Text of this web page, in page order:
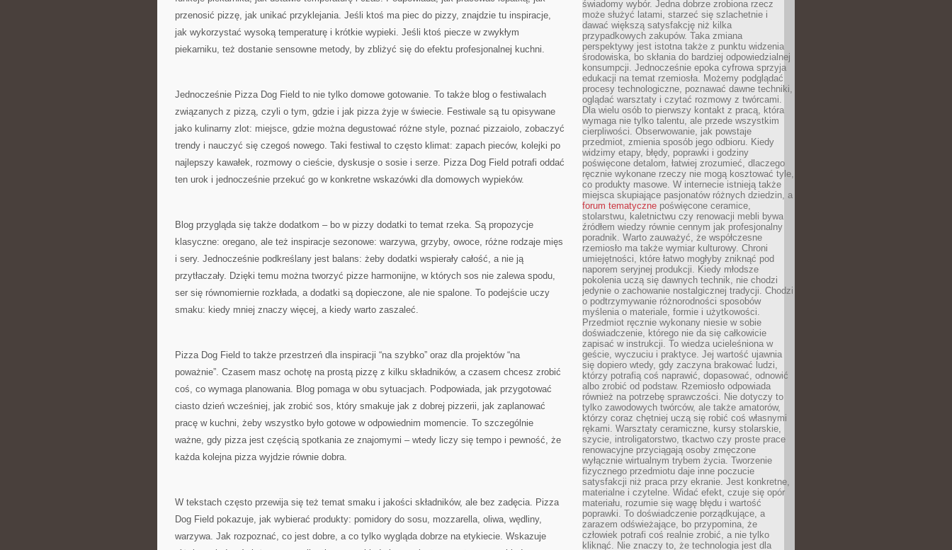
przenosić pizzę, jak unikać przyklejania. Jeśli ktoś ma piec do pizzy, znajdzie tu inspiracje,
jak wykorzystać wysoką temperaturę i krótkie wypieki. Jeśli ktoś piecze w zwykłym
piekarniku, też dostanie sensowne metody, by zbliżyć się do efektu profesjonalnej kuchni.
Jednocześnie Pizza Dog Field to nie tylko domowe gotowanie. To także blog o festiwalach
związanych z pizzą, czyli o tym, gdzie i jak pizza żyje w świecie. Festiwale są tu opisywane
jako kulinarny zlot: miejsce, gdzie można degustować różne style, poznać pizzaiolo, zobaczyć
trendy i nauczyć się czegoś nowego. Taki festiwal to często klimat: zapach pieców, kolejki po
najlepszy kawałek, rozmowy o cieście, dyskusje o sosie i serze. Pizza Dog Field potrafi oddać
ten urok i jednocześnie przekuć go w konkretne wskazówki dla domowych wypieków.
Blog przygląda się także dodatkom – bo w pizzy dodatki to temat rzeka. Są propozycje
klasyczne: oregano, ale też inspiracje sezonowe: warzywa, grzyby, owoce, różne rodzaje mięs
i sery. Jednocześnie podkreślany jest balans: żeby dodatki wspierały całość, a nie ją
przytłaczały. Dzięki temu można tworzyć pizze harmonijne, w których sos nie zalewa spodu,
ser się równomiernie rozkłada, a dodatki są dopieczone, ale nie spalone. To podejście uczy
smaku: kiedy mniej znaczy więcej, a kiedy warto zaszaleć.
Pizza Dog Field to także przestrzeń dla inspiracji “na szybko” oraz dla projektów “na
poważnie”. Czasem masz ochotę na prostą pizzę z kilku składników, a czasem chcesz zrobić
coś, co wymaga planowania. Blog pomaga w obu sytuacjach. Podpowiada, jak przygotować
ciasto dzień wcześniej, jak zrobić sos, który smakuje jak z dobrej pizzerii, jak zaplanować
pracę w kuchni, żeby wszystko było gotowe w odpowiednim momencie. To szczególnie
ważne, gdy pizza jest częścią spotkania ze znajomymi – wtedy liczy się tempo i pewność, że
każda kolejna pizza wyjdzie równie dobra.
W tekstach często przewija się też temat smaku i jakości składników, ale bez zadęcia. Pizza
Dog Field pokazuje, jak wybierać produkty: pomidory do sosu, mozzarella, oliwa, wędliny,
warzywa. Jak rozpoznać, co jest dobre, a co tylko wygląda dobrze na etykiecie. Wskazuje
świadomy wybór. Jedna dobrze zrobiona rzecz
może służyć latami, starzeć się szlachetnie i
dawać większą satysfakcję niż kilka
przypadkowych zakupów. Taka zmiana
perspektywy jest istotna także z punktu widzenia
środowiska, bo skłania do bardziej odpowiedzialnej
konsumpcji. Jednocześnie epoka cyfrowa sprzyja
edukacji na temat rzemiosła. Możemy podglądać
procesy technologiczne, poznawać dawne techniki,
oglądać warsztaty i czytać rozmowy z twórcami.
Dla wielu osób to pierwszy kontakt z pracą, która
wymaga nie tylko talentu, ale przede wszystkim
cierpliwości. Obserwowanie, jak powstaje
przedmiot, zmienia sposób jego odbioru. Kiedy
widzimy etapy, błędy, poprawki i godziny
poświęcone detalom, łatwiej zrozumieć, dlaczego
ręcznie wykonane rzeczy nie mogą kosztować tyle,
co produkty masowe. W internecie istnieją także
miejsca skupiające pasjonatów różnych dziedzin, a
forum tematyczne poświęcone ceramice,
stolarstwu, kaletnictwu czy renowacji mebli bywa
źródłem wiedzy równie cennym jak profesjonalny
poradnik. Warto zauważyć, że współczesne
rzemiosło ma także wymiar kulturowy. Chroni
umiejętności, które łatwo mogłyby zniknąć pod
naporem seryjnej produkcji. Kiedy młodsze
pokolenia uczą się dawnych technik, nie chodzi
jedynie o zachowanie nostalgicznej tradycji. Chodzi
o podtrzymywanie różnorodności sposobów
myślenia o materiale, formie i użytkowości.
Przedmiot ręcznie wykonany niesie w sobie
doświadczenie, którego nie da się całkowicie
zapisać w instrukcji. To wiedza ucieleśniona w
geście, wyczuciu i praktyce. Jej wartość ujawnia
się dopiero wtedy, gdy zaczyna brakować ludzi,
którzy potrafią coś naprawić, dopasować, odnowić
albo zrobić od podstaw. Rzemiosło odpowiada
również na potrzebę sprawczości. Nie dotyczy to
tylko zawodowych twórców, ale także amatorów,
którzy coraz chętniej uczą się robić coś własnymi
rękami. Warsztaty ceramiczne, kursy stolarskie,
szycie, introligatorstwo, tkactwo czy proste prace
renowacyjne przyciągają osoby zmęczone
wyłącznie wirtualnym trybem życia. Tworzenie
fizycznego przedmiotu daje inne poczucie
satysfakcji niż praca przy ekranie. Jest konkretne,
materialne i czytelne. Widać efekt, czuje się opór
materiału, rozumie się wagę błędu i wartość
poprawki. To doświadczenie porządkujące, a
zarazem odświeżające, bo przypomina, że
człowiek potrafi coś realnie zrobić, a nie tylko
kliknąć. Nie znaczy to, że technologia jest dla